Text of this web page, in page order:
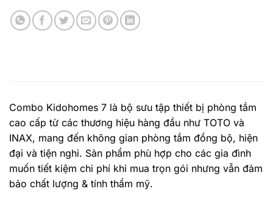
Combo Kidohomes 7 là bộ sưu tập thiết bị phòng tắm
cao cấp từ các thương hiệu hàng đầu như TOTO và
INAX, mang đến không gian phòng tắm đồng bộ, hiện
đại và tiện nghi. Sản phẩm phù hợp cho các gia đình
muốn tiết kiệm chi phí khi mua trọn gói nhưng vẫn đảm
bảo chất lượng & tính thẩm mỹ.